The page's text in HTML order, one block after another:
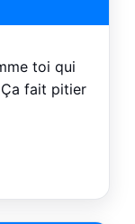
toi qui
fait pitier